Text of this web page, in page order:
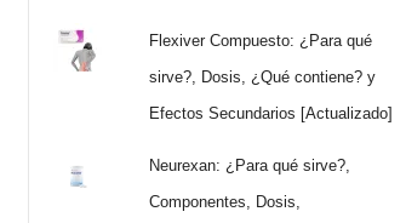
Flexiver Compuesto: ¿Para qué
sirve?, Dosis, ¿Qué contiene? y
Efectos Secundarios [Actualizado]
Neurexan: ¿Para qué sirve?,
Componentes, Dosis,